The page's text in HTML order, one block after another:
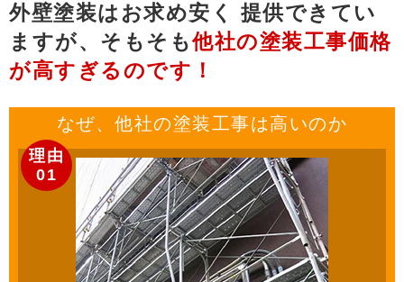
外壁塗装はお求め安く
提供できてい
ますが、そもそも他社の塗装工事価格
が高すぎるのです！
なぜ、他社の塗装工事は高いのか
理由
01